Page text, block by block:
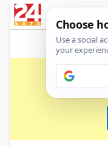
News